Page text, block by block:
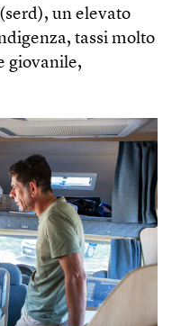
un elevato
tassi molto
giovanile,